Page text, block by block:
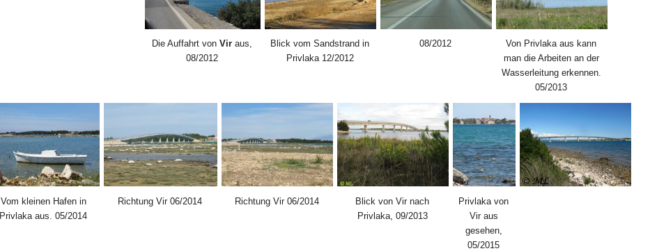
Die Auffahrt vonVir aus,
08/2012
Blick vom Sandstrand in
Privlaka 12/2012
08/2012
Von Privlaka aus kann
man die Arbeiten an der
Wasserleitung erkennen.
05/2013
Vom kleinen Hafen in
Privlaka aus. 05/2014
Richtung Vir 06/2014 Richtung Vir 06/2014
Blick von Vir nach
Privlaka, 09/2013
Privlaka von
Vir aus
gesehen,
05/2015